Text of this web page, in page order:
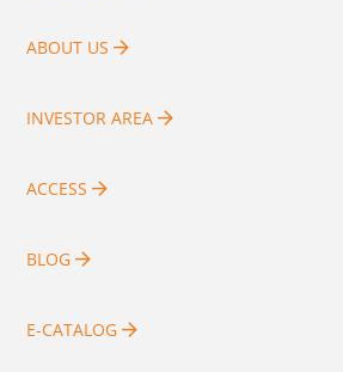
ABOUT US
INVESTOR AREA
ACCESS
BLOG
E-CATALOG